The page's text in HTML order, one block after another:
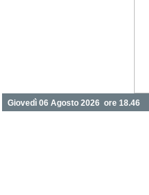
Giovedì 06 Agosto 2026 ore 18.46